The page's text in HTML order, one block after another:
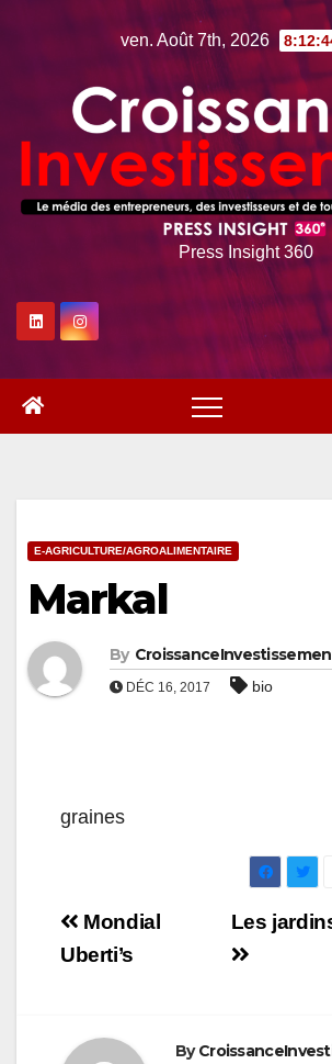
ven. Août 7th, 2026
Press Insight 360
E-AGRICULTURE/AGROALIMENTAIRE
Markal
By
DÉC 16, 2017 bio
graines
Navigation
de
Les
Mondial
Uberti’s
By